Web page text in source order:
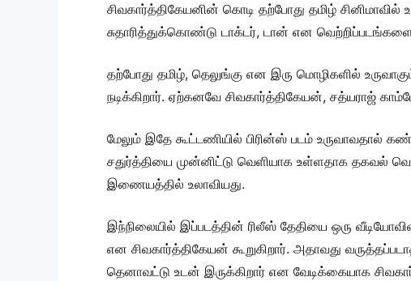
சிவகார்த்திகேயனின் கொடி தற்போது தமிழ்
சுதாரித்துக்கொண்டு டாக்டர், டான் என
தற்போது தமிழ், தெலுங்கு என இரு மொழிகளில்
நடிக்கிறார். ஏற்கனவே சிவகார்த்திகேயன், சத்யராஜ்
மேலும் இதே கூட்டணியில் பிரின்ஸ் படம் உருவாவதால்
சதுர்த்தியை முன்னிட்டு வெளியாக உள்ளதாக தகவல்
இணையத்தில் உலாவியது.
இந்நிலையில் இப்படத்தின் ரிலீஸ் தேதியை ஒரு
என சிவகார்த்திகேயன் கூறுகிறார். அதாவது
தெனாவட்டு உடன் இருக்கிறார் என வேடிக்கையாக